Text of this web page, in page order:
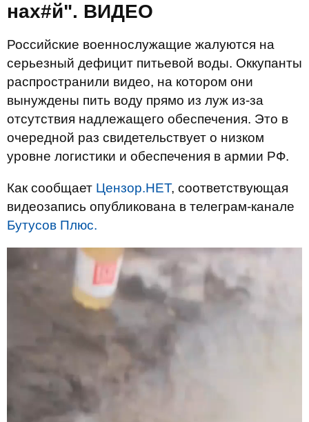
нах#й". ВИДЕО
Российские военнослужащие жалуются на
серьезный дефицит питьевой воды. Оккупанты
распространили видео, на котором они
вынуждены пить воду прямо из луж из-за
отсутствия надлежащего обеспечения. Это в
очередной раз свидетельствует о низком
уровне логистики и обеспечения в армии РФ.
Как сообщает Цензор.НЕТ, соответствующая
видеозапись опубликована в телеграм-канале
Бутусов Плюс.